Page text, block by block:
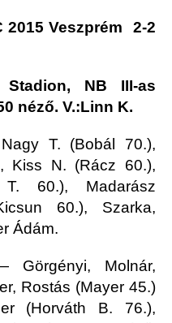
2015 Veszprém 2-2
Stadion, NB III-as
néző. V.:Linn K.
T. (Bobál 70.),
Kiss N. (Rácz 60.),
60.), Madarász
60.), Szarka,
Ádám.
Görgényi, Molnár,
Rostás (Mayer 45.)
(Horváth B. 76.),